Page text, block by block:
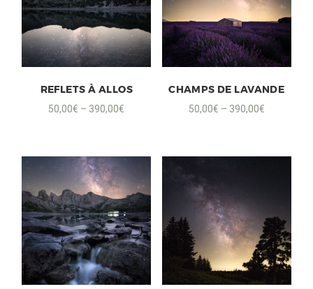
REFLETS À ALLOS
50,00€ – 390,00€
CHAMPS DE LAVANDE
50,00€ – 390,00€